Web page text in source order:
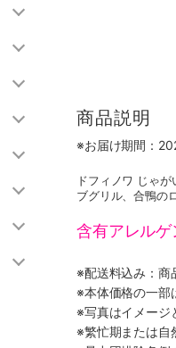
商品説明
※お届け期間：
ドフィノワ じゃ
ブグリル、合鴨の
含有アレルゲ
※配送料込み：商
※本体価格の一部
※写真はイメージ
※繁忙期または自